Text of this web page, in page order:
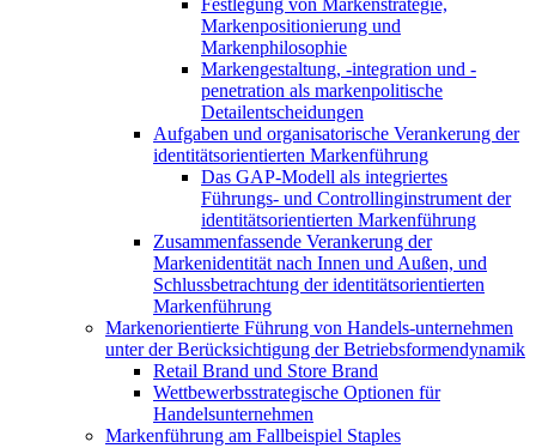
Festlegung von Markenstrategie,
Markenpositionierung und
Markenphilosophie
Markengestaltung, -integration und -
penetration als markenpolitische
Detailentscheidungen
Aufgaben und organisatorische Verankerung der
identitätsorientierten Markenführung
Das GAP-Modell als integriertes
Führungs- und Controllinginstrument der
identitätsorientierten Markenführung
Zusammenfassende Verankerung der
Markenidentität nach Innen und Außen, und
Schlussbetrachtung der identitätsorientierten
Markenführung
Markenorientierte Führung von Handels-unternehmen
unter der Berücksichtigung der Betriebsformendynamik
Retail Brand und Store Brand
Wettbewerbsstrategische Optionen für
Handelsunternehmen
Markenführung am Fallbeispiel Staples